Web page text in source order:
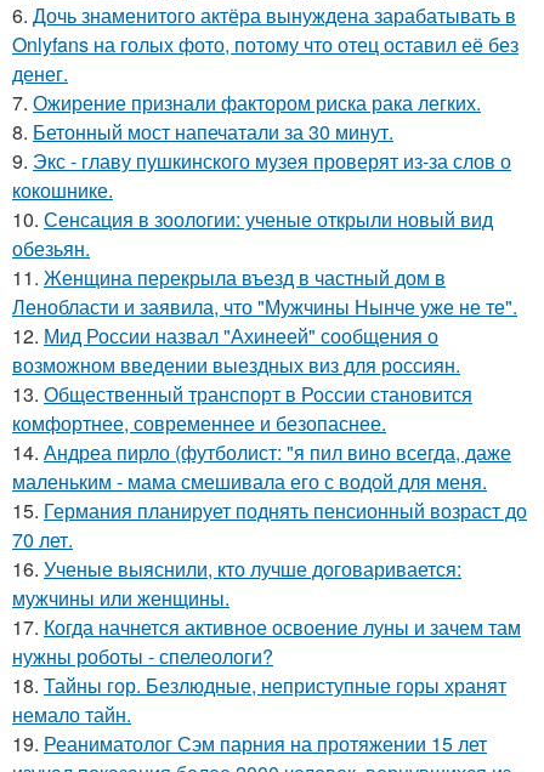
6. Дочь знаменитого актёра вынуждена зарабатывать в
Onlyfans на голых фото, потому что отец оставил её без
денег.
7. Ожирение признали фактором риска рака легких.
8. Бетонный мост напечатали за 30 минут.
9. Экс - главу пушкинского музея проверят из-за слов о
кокошнике.
10. Сенсация в зоологии: ученые открыли новый вид
обезьян.
11. Женщина перекрыла въезд в частный дом в
Ленобласти и заявила, что "Мужчины Нынче уже не те".
12. Мид России назвал "Ахинеей" сообщения о
возможном введении выездных виз для россиян.
13. Общественный транспорт в России становится
комфортнее, современнее и безопаснее.
14. Андреа пирло (футболист: "я пил вино всегда, даже
маленьким - мама смешивала его с водой для меня.
15. Германия планирует поднять пенсионный возраст до
70 лет.
16. Ученые выяснили, кто лучше договаривается:
мужчины или женщины.
17. Когда начнется активное освоение луны и зачем там
нужны роботы - спелеологи?
18. Тайны гор. Безлюдные, неприступные горы хранят
немало тайн.
19. Реаниматолог Сэм парния на протяжении 15 лет